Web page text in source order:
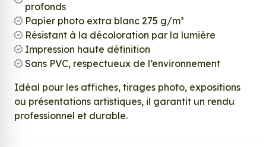
profonds
Papier photo extra blanc 275 g/m²
Résistant à la décoloration par la lumière
Impression haute définition
Sans PVC, respectueux de l’environnement
Idéal pour les affiches, tirages photo, expositions
ou présentations artistiques, il garantit un rendu
professionnel et durable.